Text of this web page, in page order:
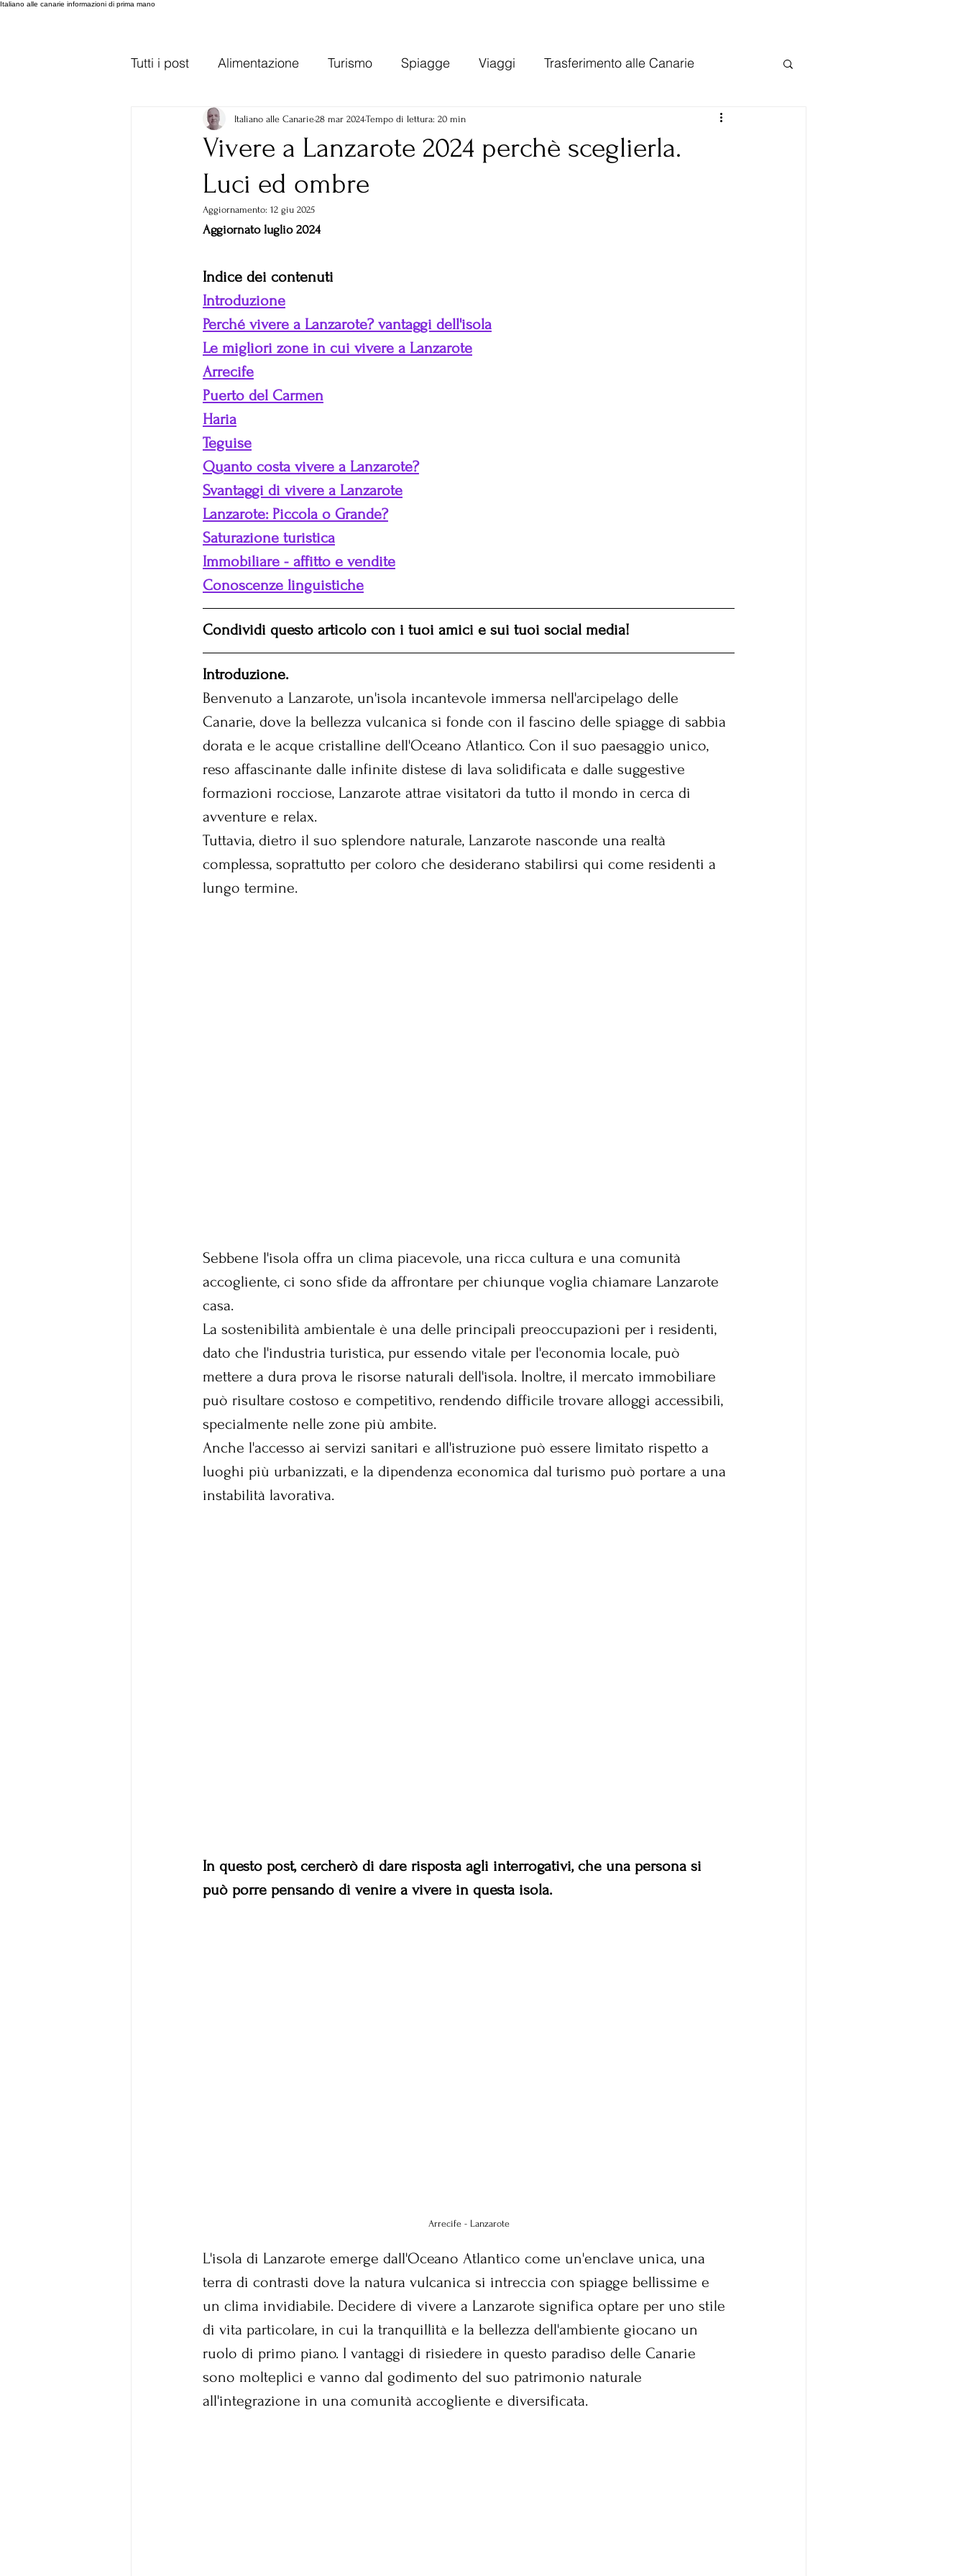
Italiano alle canarie informazioni di prima mano
Tutti i post Alimentazione Turismo Spiagge Viaggi Trasferimento alle Canarie
Trasporti Gran Canaria Gran Canaria Varie Tenerife
Lanzarote varie varie Economia Spagna
Vivere a Lanzarote 2024 perchè sceglierla.
Luci ed ombre
Italiano alle Canarie28 mar 2024Tempo di lettura: 20 min
Aggiornamento: 12 giu 2025
Aggiornato luglio 2024
Indice dei contenuti
Introduzione
Perché vivere a Lanzarote? vantaggi dell'isola
Le migliori zone in cui vivere a Lanzarote
Arrecife
Puerto del Carmen
Haria
Teguise
Quanto costa vivere a Lanzarote?
Svantaggi di vivere a Lanzarote
Lanzarote: Piccola o Grande?
Saturazione turistica
Immobiliare - affitto e vendite
Conoscenze linguistiche
Condividi questo articolo con i tuoi amici e sui tuoi social media!
Introduzione.
Benvenuto a Lanzarote, un'isola incantevole immersa nell'arcipelago delle
Canarie, dove la bellezza vulcanica si fonde con il fascino delle spiagge di sabbia
dorata e le acque cristalline dell'Oceano Atlantico. Con il suo paesaggio unico,
reso affascinante dalle infinite distese di lava solidificata e dalle suggestive
formazioni rocciose, Lanzarote attrae visitatori da tutto il mondo in cerca di
avventure e relax.
Tuttavia, dietro il suo splendore naturale, Lanzarote nasconde una realtà
complessa, soprattutto per coloro che desiderano stabilirsi qui come residenti a
lungo termine.
Sebbene l'isola offra un clima piacevole, una ricca cultura e una comunità
accogliente, ci sono sfide da affrontare per chiunque voglia chiamare Lanzarote
casa.
La sostenibilità ambientale è una delle principali preoccupazioni per i residenti,
dato che l'industria turistica, pur essendo vitale per l'economia locale, può
mettere a dura prova le risorse naturali dell'isola. Inoltre, il mercato immobiliare
può risultare costoso e competitivo, rendendo difficile trovare alloggi accessibili,
specialmente nelle zone più ambite.
Anche l'accesso ai servizi sanitari e all'istruzione può essere limitato rispetto a
luoghi più urbanizzati, e la dipendenza economica dal turismo può portare a una
instabilità lavorativa.
In questo post, cercherò di dare risposta agli interrogativi, che una persona si
può porre pensando di venire a vivere in questa isola.
Arrecife - Lanzarote
L'isola di Lanzarote emerge dall'Oceano Atlantico come un'enclave unica, una
terra di contrasti dove la natura vulcanica si intreccia con spiagge bellissime e
un clima invidiabile. Decidere di vivere a Lanzarote significa optare per uno stile
di vita particolare, in cui la tranquillità e la bellezza dell'ambiente giocano un
ruolo di primo piano. I vantaggi di risiedere in questo paradiso delle Canarie
sono molteplici e vanno dal godimento del suo patrimonio naturale
all'integrazione in una comunità accogliente e diversificata.